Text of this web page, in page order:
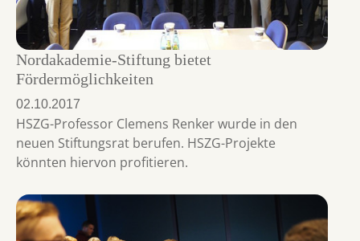
Nordakademie-Stiftung bietet
Fördermöglichkeiten
02.10.2017
HSZG-Professor Clemens Renker wurde in den
neuen Stiftungsrat berufen. HSZG-Projekte
könnten hiervon profitieren.